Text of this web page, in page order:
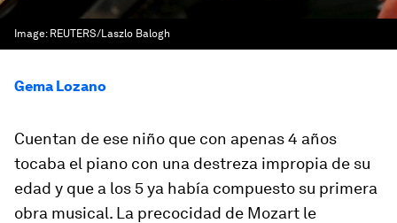
Image: REUTERS/Laszlo Balogh
Gema Lozano
Cuentan de ese niño que con apenas 4 años
tocaba el piano con una destreza impropia de su
edad y que a los 5 ya había compuesto su primera
obra musical. La precocidad de Mozart le